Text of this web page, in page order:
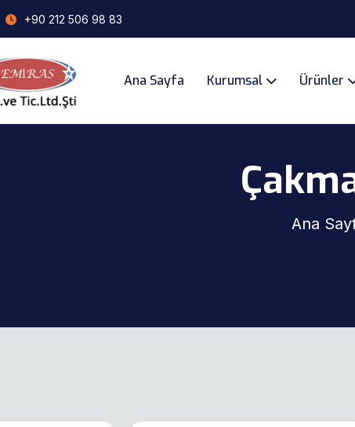
+90 212 506 98 83
Ana Sayfa Kurumsal Ürünler
Ana